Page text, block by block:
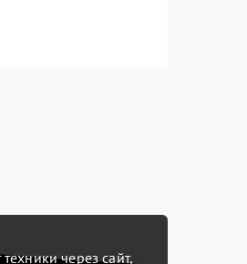
через сайт,